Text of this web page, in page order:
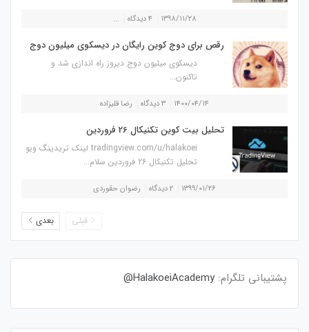
۱۳۹۸/۱۱/۲۸ ۴ دیدگاه ...
رقص برای دوج کوین رایگان در دیسکوی میلیون دوج
دیسکوی میلیون دوج دیروز راه اندازی شد و
تاکنون...
۱۴۰۰/۰۴/۱۴ ۳ دیدگاه رضا قلیزاده
تحلیل بیت کوین تکنیکال 26 فروردین
tradingview.com/u/halakoei لینک تریدینگ ویو
تحلیل تکنیکال 26 فروردین سلام...
۱۳۹۹/۰۱/۲۶ ۲ دیدگاه رضوان حقوردی
قبلی بعدی
پشتیبانی تلگرام: HalakoeiAcademy@